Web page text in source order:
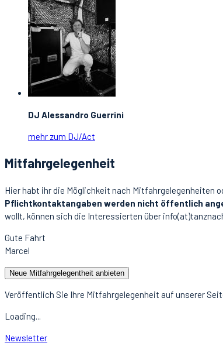
DJ Alessandro Guerrini
mehr zum DJ/Act
Mitfahrgelegenheit
Hier habt ihr die Möglichkeit nach Mitfahrgelegenheiten
Pflichtkontaktangaben werden nicht öffentlich
wollt, können sich die Interessierten über
Gute Fahrt
Marcel
Neue Mitfahrgelegentheit anbieten
Veröffentlich Sie Ihre Mitfahrgelegenheit auf unserer
Loading...
Newsletter